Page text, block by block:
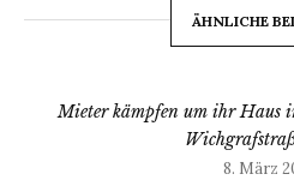
ÄHNLICHE
Mieter kämpfen um ihr Haus
8. März